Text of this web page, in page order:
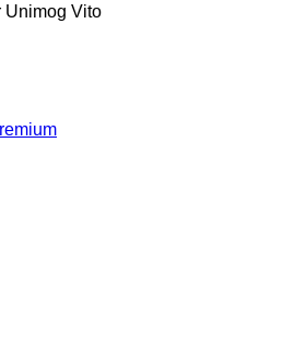
Unimog Vito